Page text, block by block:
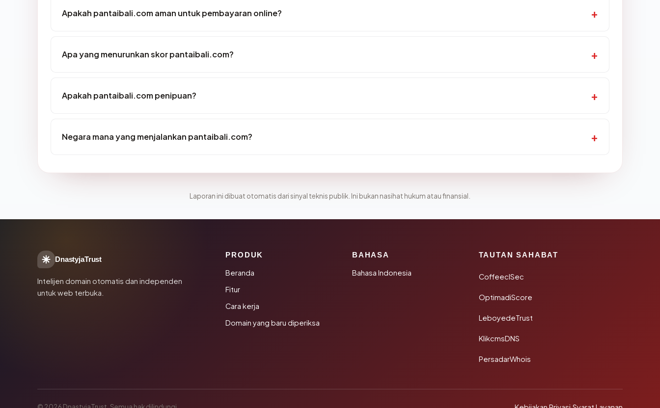
Apakah pantaibali.com aman untuk pembayaran online?
Apa yang menurunkan skor pantaibali.com?
Apakah pantaibali.com penipuan?
Negara mana yang menjalankan pantaibali.com?
Laporan ini dibuat otomatis dari sinyal teknis publik. Ini bukan nasihat hukum atau finansial.
DnastyjaTrust
Intelijen domain otomatis dan independen
untuk web terbuka.
PRODUK
Beranda
Fitur
Cara kerja
Domain yang baru diperiksa
BAHASA
Bahasa Indonesia
TAUTAN SAHABAT
CoffeeclSec
OptimadiScore
LeboyedeTrust
KlikcmsDNS
PersadarWhois